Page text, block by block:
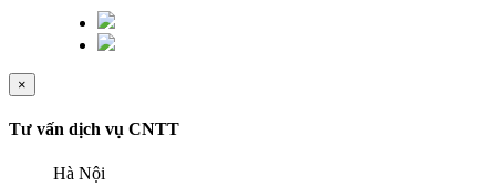
×
Tư vấn dịch vụ CNTT
Hà Nội